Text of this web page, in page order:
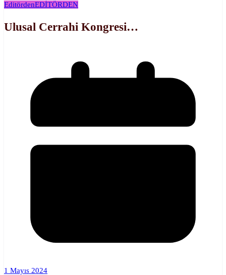
EditördenEDİTÖRDEN
Ulusal Cerrahi Kongresi…
1 Mayıs 2024